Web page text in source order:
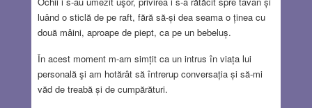
luând o sticlă de pe raft, fără să-și dea seama o ținea cu
două mâini, aproape de piept, ca pe un bebeluș.
În acest moment m-am simțit ca un intrus în viața lui
personală şi am hotărât să întrerup conversația și să-mi
văd de treabă și de cumpărături.